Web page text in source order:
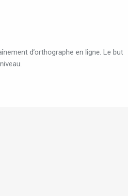
d’orthographe en ligne. Le but